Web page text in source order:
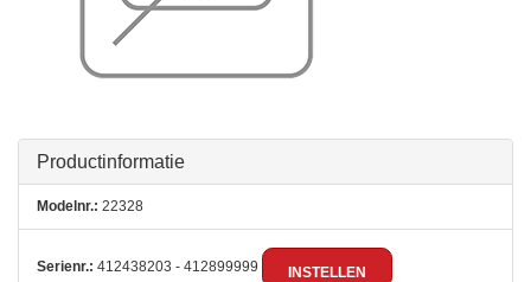
Productinformatie
Modelnr.: 22328
Serienr.: 412438203 - 412899999 INSTELLEN